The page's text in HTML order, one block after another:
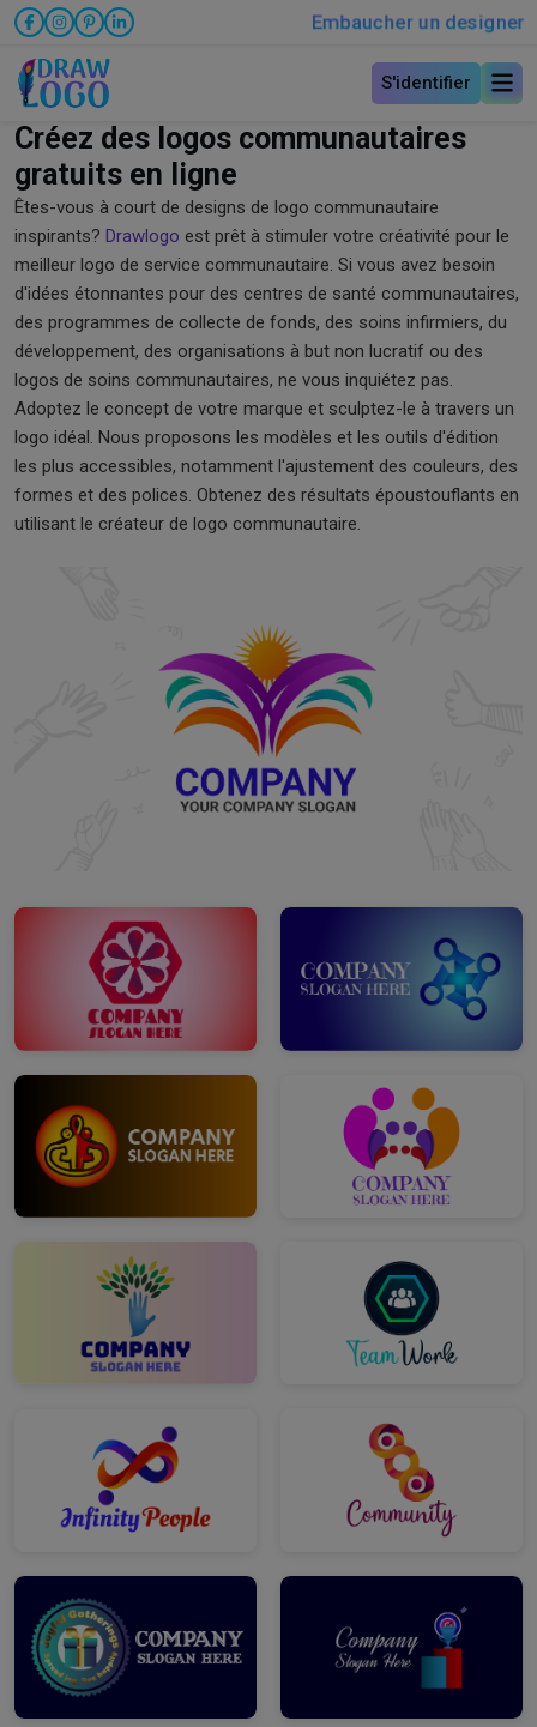
Embaucher un designer
S'identifier
Créez des logos communautaires
gratuits en ligne
Êtes-vous à court de designs de logo communautaire
inspirants? Drawlogo est prêt à stimuler votre créativité pour le
meilleur logo de service communautaire. Si vous avez besoin
d'idées étonnantes pour des centres de santé communautaires,
des programmes de collecte de fonds, des soins infirmiers, du
développement, des organisations à but non lucratif ou des
logos de soins communautaires, ne vous inquiétez pas.
Adoptez le concept de votre marque et sculptez-le à travers un
logo idéal. Nous proposons les modèles et les outils d'édition
les plus accessibles, notamment l'ajustement des couleurs, des
formes et des polices. Obtenez des résultats époustouflants en
utilisant le créateur de logo communautaire.